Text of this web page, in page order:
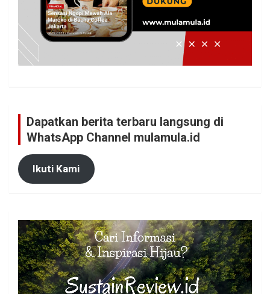
Dapatkan berita terbaru langsung di
WhatsApp Channel mulamula.id
Ikuti Kami